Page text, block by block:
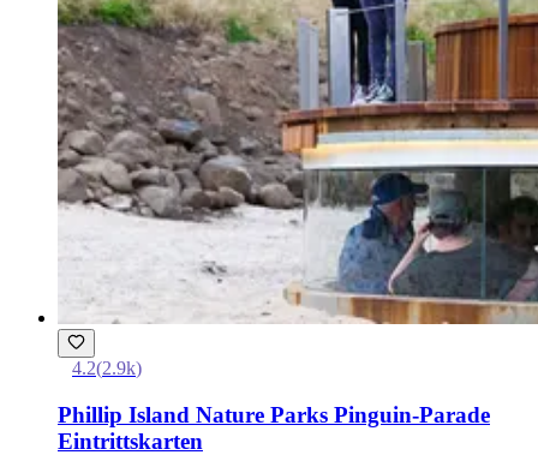
4.2(2.9k)
Phillip Island Nature Parks Pinguin-Parade
Eintrittskarten